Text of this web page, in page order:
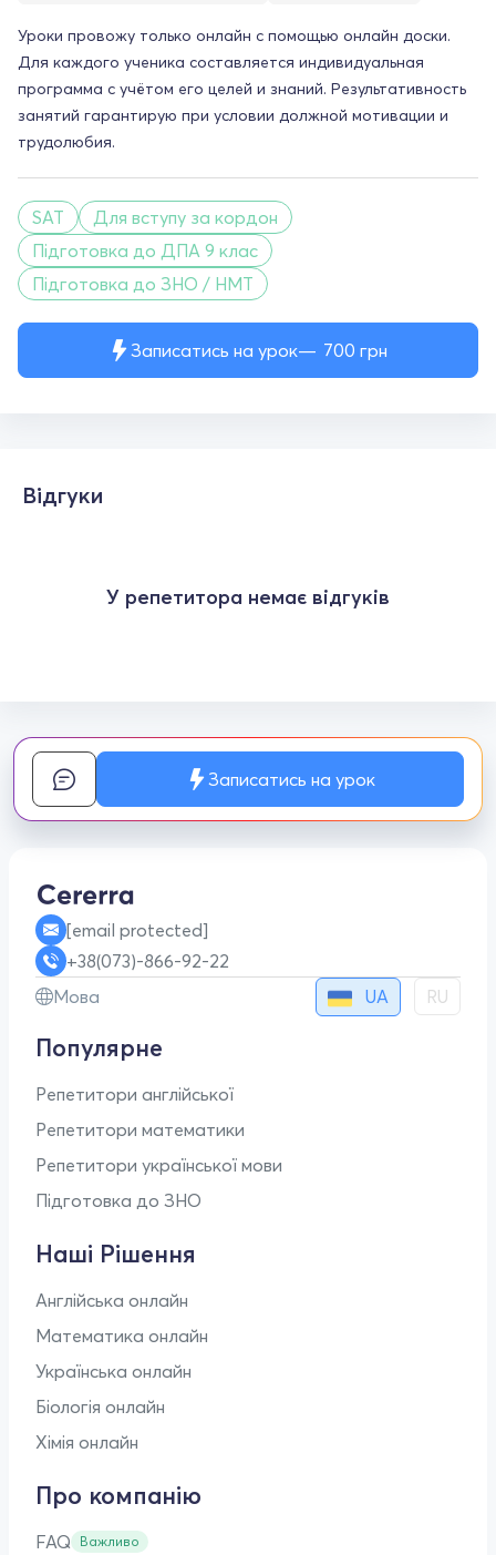
Записатись на урок 700 грн
Уроки провожу только онлайн с помощью онлайн доски.
Для каждого ученика составляется индивидуальная
программа с учётом его целей и знаний. Результативность
занятий гарантирую при условии должной мотивации и
трудолюбия.
SAT
Для вступу за кордон
Підготовка до ДПА 9 клас
Підготовка до ЗНО / НМТ
Відгуки
У репетитора немає відгуків
Записатись на урок
[email protected]
+38(073)-866-92-22
Мова
UA RU
Популярне
Репетитори англійської
Репетитори математики
Репетитори української мови
Підготовка до ЗНО
Наші Рішення
Англійська онлайн
Математика онлайн
Українська онлайн
Біологія онлайн
Хімія онлайн
Про компанію
FAQ Важливо